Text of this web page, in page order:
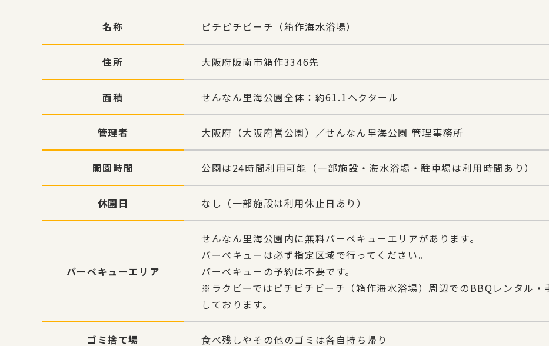
名称 ピチピチビーチ（箱作海水浴場）
住所 大阪府阪南市箱作3346先
面積 せんなん里海公園全体：約61.1ヘクタール
管理者 大阪府（大阪府営公園）／せんなん里海公園 管理事務所
開園時間 公園は24時間利用可能（一部施設・海水浴場・駐車場は利用時間あり）
休園日 なし（一部施設は利用休止日あり）
バーベキューエリア
せんなん里海公園内に無料バーベキューエリアがあります。
バーベキューは必ず指定区域で行ってください。
バーベキューの予約は不要です。
※ラクビーではピチピチビーチ（箱作海水浴場）周辺でのBBQレンタル
しております。
ゴミ捨て場 食べ残しやその他のゴミは各自持ち帰り